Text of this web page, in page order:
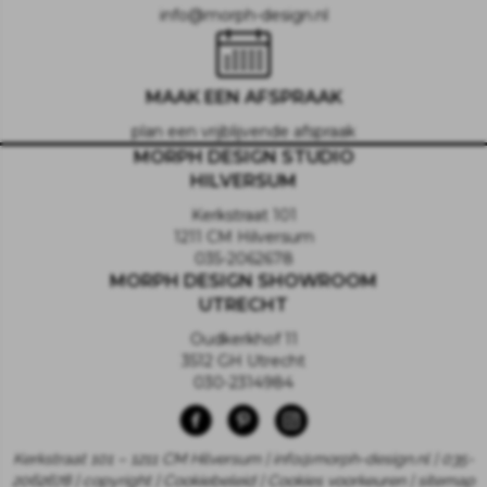
info@morph-design.nl
MAAK EEN AFSPRAAK
plan een vrijblijvende afspraak
MORPH DESIGN STUDIO
HILVERSUM
Kerkstraat 101
1211 CM Hilversum
035-2062678
MORPH DESIGN SHOWROOM
UTRECHT
Oudkerkhof 11
3512 GH Utrecht
030-2314984
Kerkstraat 101 – 1211 CM Hilversum | info@morph-design.nl | 035-
2062678 | copyright |
Cookiebeleid Cookies voorkeuren sitemap